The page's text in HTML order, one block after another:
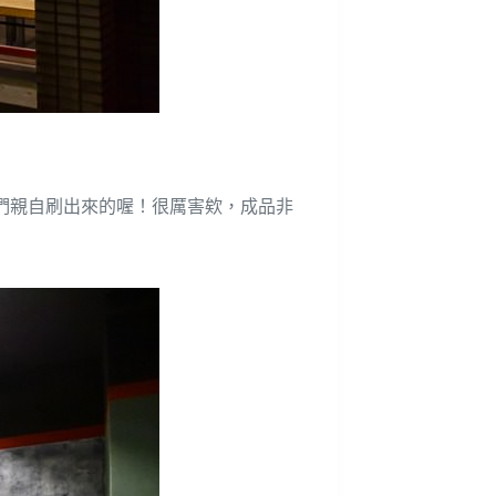
自刷出來的喔！很厲害欸，成品非